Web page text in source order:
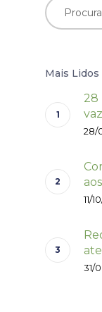
Mais Lidos
28
28/
11/
31/